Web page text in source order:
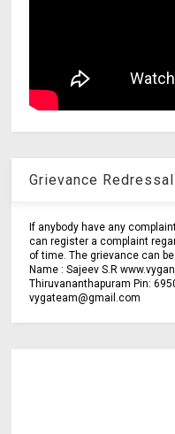
Grievance Redressal
If anybody have any
can register a complaint
of time. The grievance can
Name : Sajeev S.R
Thiruvananthapuram Pin:
vygateam@gmail.com